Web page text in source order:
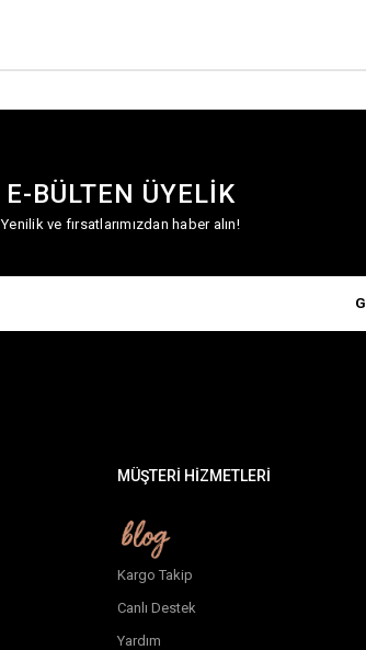
E-BÜLTEN ÜYELİK
Yenilik ve fırsatlarımızdan haber alın!
MÜŞTERİ HİZMETLERİ
Kargo Takip
Canlı Destek
Yardım